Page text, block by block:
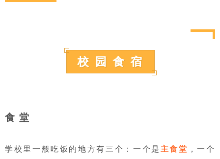
校 园 食 宿
食 堂
学校里一般吃饭的地方有三个：一个是 主食堂 ，一个